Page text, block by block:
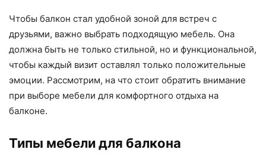
Чтобы балкон стал удобной зоной для встреч с
друзьями, важно выбрать подходящую мебель. Она
должна быть не только стильной, но и функциональной,
чтобы каждый визит оставлял только положительные
эмоции. Рассмотрим, на что стоит обратить внимание
при выборе мебели для комфортного отдыха на
балконе.
Типы мебели для балкона